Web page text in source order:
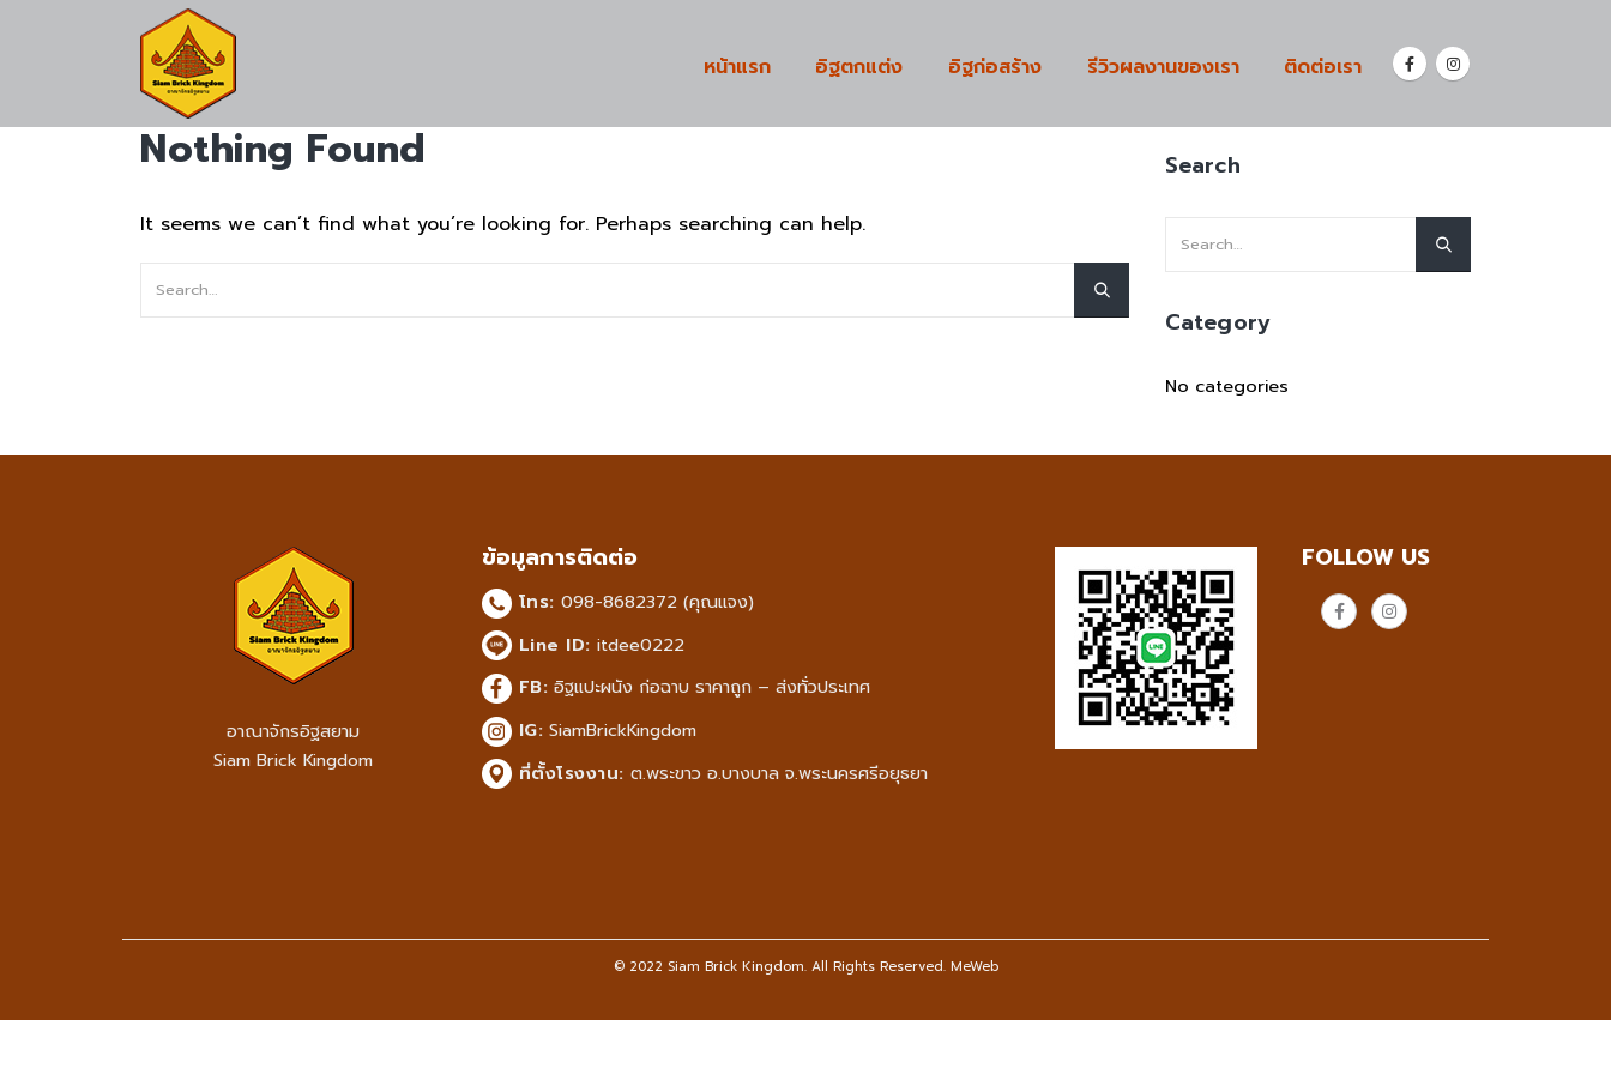
หน้าแรก อิฐตกแต่ง อิฐก่อสร้าง รีวิวผลงานของเรา ติดต่อเรา
Nothing Found
It seems we can’t find what you’re looking for. Perhaps searching can help.
Search
Category
No categories
อาณาจักรอิฐสยาม
Siam Brick Kingdom
ข้อมูลการติดต่อ
โทร: 098-8682372 (คุณแจง)
Line ID: itdee0222
FB: อิฐแปะผนัง ก่อฉาบ ราคาถูก – ส่งทั่วประเทศ
IG: SiamBrickKingdom
ที่ตั้งโรงงาน: ต.พระขาว อ.บางบาล จ.พระนครศรีอยุธยา
FOLLOW US
© 2022 Siam Brick Kingdom. All Rights Reserved. MeWeb